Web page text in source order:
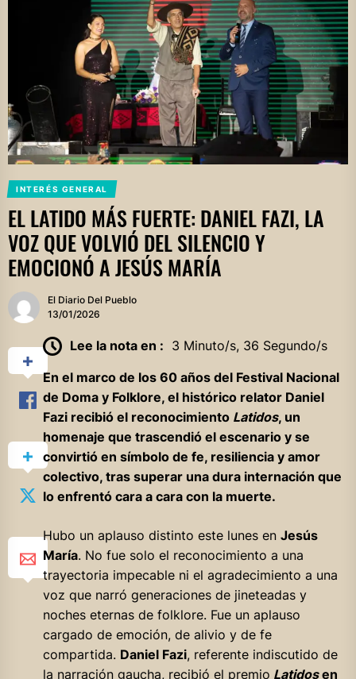
INTERÉS GENERAL
EL LATIDO MÁS FUERTE: DANIEL FAZI, LA
VOZ QUE VOLVIÓ DEL SILENCIO Y
EMOCIONÓ A JESÚS MARÍA
El Diario Del Pueblo
13/01/2026
Lee la nota en : 3 Minuto/s, 36 Segundo/s
En el marco de los 60 años del Festival Nacional
de Doma y Folklore, el histórico relator Daniel
Fazi recibió el reconocimiento Latidos, un
homenaje que trascendió el escenario y se
convirtió en símbolo de fe, resiliencia y amor
colectivo, tras superar una dura internación que
lo enfrentó cara a cara con la muerte.
Hubo un aplauso distinto este lunes en Jesús
María. No fue solo el reconocimiento a una
trayectoria impecable ni el agradecimiento a una
voz que narró generaciones de jineteadas y
noches eternas de folklore. Fue un aplauso
cargado de emoción, de alivio y de fe
compartida. Daniel Fazi, referente indiscutido de
la narración gaucha, recibió el premio Latidosen